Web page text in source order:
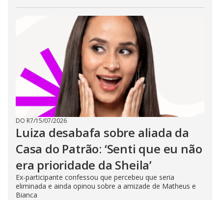
DO R7/15/07/2026
Luiza desabafa sobre aliada da
Casa do Patrão: ‘Senti que eu não
era prioridade da Sheila’
Ex-participante confessou que percebeu que seria
eliminada e ainda opinou sobre a amizade de Matheus e
Bianca